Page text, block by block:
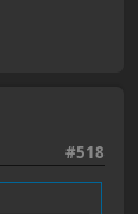
#518